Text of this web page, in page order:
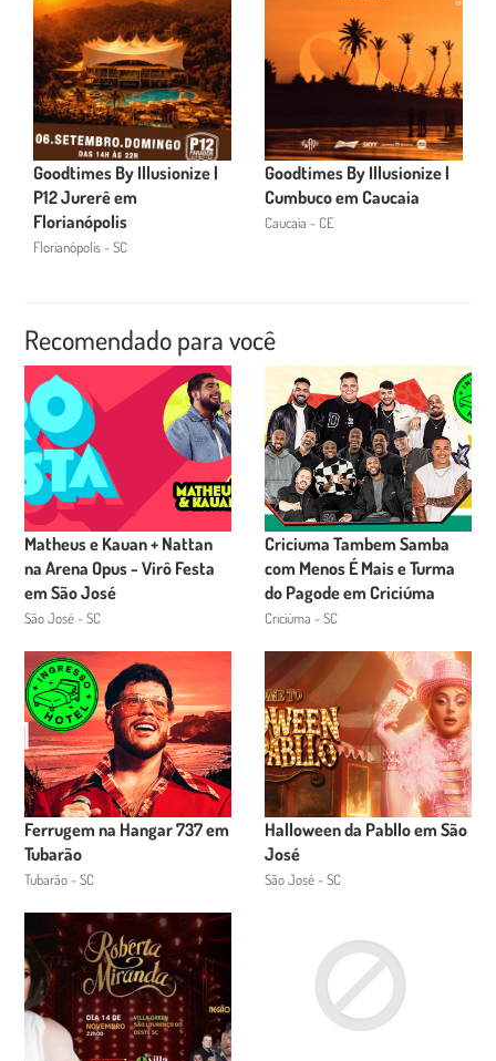
Goodtimes By Illusionize |
P12 Jurerê em
Florianópolis
Florianópolis - SC
Goodtimes By Illusionize |
Cumbuco em Caucaia
Caucaia - CE
Recomendado para você
Matheus e Kauan + Nattan
na Arena Opus - Virô Festa
em São José
São José - SC
Criciuma Tambem Samba
com Menos É Mais e Turma
do Pagode em Criciúma
Criciúma - SC
Ferrugem na Hangar 737 em
Tubarão
Tubarão - SC
Halloween da Pabllo em São
José
São José - SC